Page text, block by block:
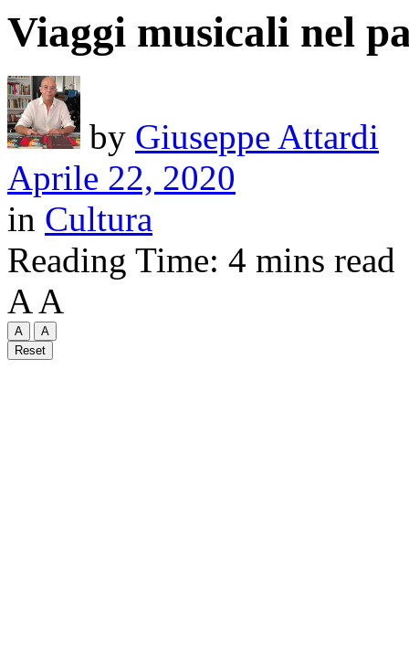
Viaggi musicali nel
by Giuseppe Attardi
Aprile 22, 2020
in Cultura
Reading Time: 4 mins read
A A
A
A
Reset